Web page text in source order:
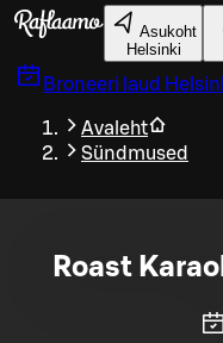
Liigu peamise sisu juurde
Asukoht
Helsinki
Broneeri laud
Avaleht
Sündmused
Roast